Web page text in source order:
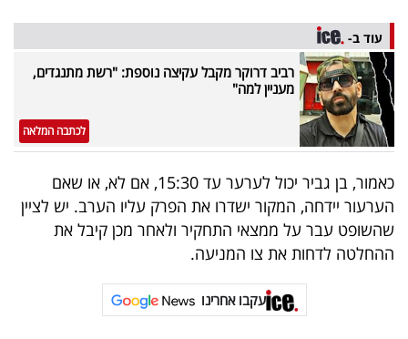
אדום
פרסמו
באייס
עקבו
אחרינו:
עוד ב-
רביב דרוקר מקבל עקיצה נוספת: "רשת מתנגדים,
מעניין למה"
לכתבה המלאה
כאמור, בן גביר יכול לערער עד 15:30, אם לא, או שאם
הערעור יידחה, המקור ישדרו את הפרק עליו הערב. יש לציין
שהשופט עבר על ממצאי התחקיר ולאחר מכן קיבל את
ההחלטה לדחות את צו המניעה.
עקבו אחרינו